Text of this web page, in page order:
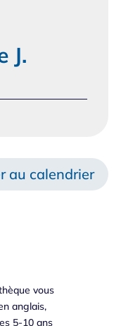
J.
au calendrier
vous
anglais,
5-10 ans